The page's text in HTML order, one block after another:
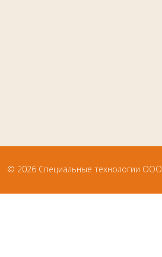
© 2026 Специальные технологии ООО